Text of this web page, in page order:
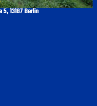
13187 Berlin